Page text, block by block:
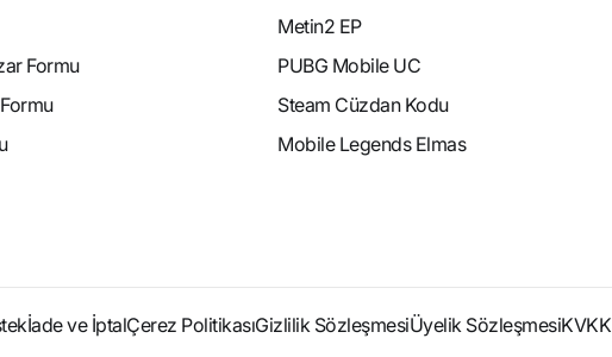
Formu
Metin2 EP
PUBG Mobile UC
Steam Cüzdan Kodu
Mobile Legends Elmas
İade ve İptalÇerez PolitikasıGizlilik SözleşmesiÜyelik SözleşmesiKVKK